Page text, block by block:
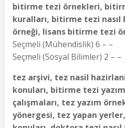
bitirme tezi örnekleri,
kuralları, bitirme tezi nasıl
örneği, lisans bitirme tezi
Seçmeli (Mühendislik) 6 – –
Seçmeli (Sosyal Bilimler) 2 – –
tez arşivi, tez nasil
konuları, bitirme tezi
çalışmaları, tez yazım
yönergesi, tez yapan